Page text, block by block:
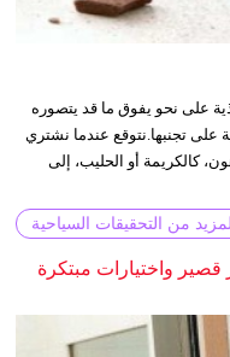
على نحو يفوق ما قد يتصوره
تجنبها.نتوقع عندما نشتري
كالكريمة أو الحليب، إلى
المزيد من التحقيقات السياحية
واختيارات مبتكرة